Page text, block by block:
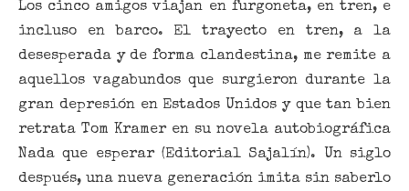
Los cinco amigos viajan en furgoneta, en tren, e
incluso en barco. El trayecto en tren, a la
desesperada y de forma clandestina, me remite a
aquellos vagabundos que surgieron durante la
gran depresión en Estados Unidos y que tan bien
retrata Tom Kramer en su novela autobiográfica
Nada que esperar (Editorial Sajalín). Un siglo
después, una nueva generación imita sin saberlo